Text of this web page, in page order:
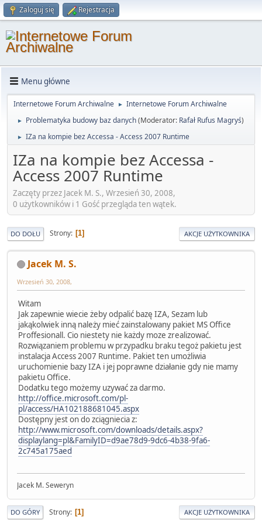
Zaloguj się Rejestracja
Menu główne
Internetowe Forum Archiwalne ► Internetowe Forum Archiwalne
► Problematyka budowy baz danych(Moderator: Rafał Rufus Magryś)
► IZa na kompie bez Accessa - Access 2007 Runtime
IZa na kompie bez Accessa -
Access 2007 Runtime
Zaczęty przez Jacek M. S., Wrzesień 30, 2008,
0 użytkowników i 1 Gość przegląda ten wątek.
DO DOŁU Strony 1 AKCJE UŻYTKOWNIKA
Jacek M. S.
Wrzesień 30, 2008,
Witam
Jak zapewnie wiecie żeby odpalić bazę IZA, Sezam lub
jakąkolwiek inną należy mieć zainstalowany pakiet MS Office
Proffesionall. Cio niestety nie każdy moze zrealizować.
Rozwiązaniem problemu w przypadku braku tegoż pakietu jest
instalacja Access 2007 Runtime. Pakiet ten umożliwia
uruchomienie bazy IZA i jej poprawne działanie gdy nie mamy
pakietu Office.
Dodatku tego możemy uzywać za darmo.
http://office.microsoft.com/pl-
pl/access/HA102188681045.aspx
Dostępny jest on do zciągniecia z:
http://www.microsoft.com/downloads/details.aspx?
displaylang=pl&FamilyID=d9ae78d9-9dc6-4b38-9fa6-
2c745a175aed
Jacek M. Seweryn
DO GÓRY Strony 1 AKCJE UŻYTKOWNIKA